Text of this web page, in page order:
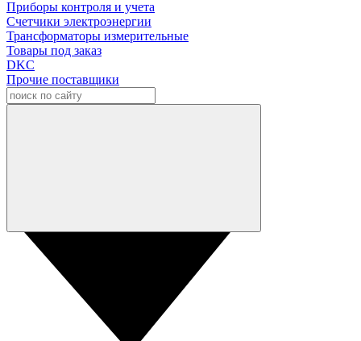
Приборы контроля и учета
Счетчики электроэнергии
Трансформаторы измерительные
Товары под заказ
DKC
Прочие поставщики